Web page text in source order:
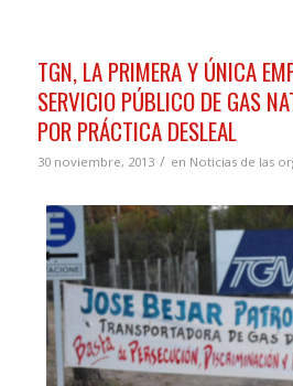
TGN, LA PRIMERA Y ÚNICA
SERVICIO PÚBLICO DE GAS
POR PRÁCTICA DESLEAL
30 noviembre, 2013 / en Noticias de las